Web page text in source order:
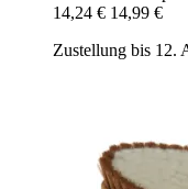
14,24 € 14,99 €
Zustellung bis 12.